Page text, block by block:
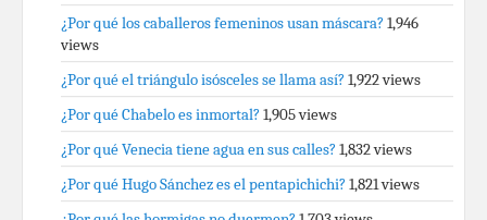
¿Por qué los caballeros femeninos usan máscara? 1,946
views
¿Por qué el triángulo isósceles se llama así? 1,922 views
¿Por qué Chabelo es inmortal? 1,905 views
¿Por qué Venecia tiene agua en sus calles? 1,832 views
¿Por qué Hugo Sánchez es el pentapichichi? 1,821 views